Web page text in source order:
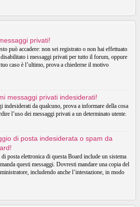
privati!
può accadere: non sei registrato o non hai effettuato
disabilitato i messaggi privati per tutto il forum, oppure
caso è l’ultimo, prova a chiederne il motivo
messaggi privati indesiderati!
indesiderati da qualcuno, prova a informare della cosa
l’uso dei messaggi privati a un determinato utente.
di posta indesiderata o spam da
posta elettronica di questa Board include un sistema
questi messaggi. Dovresti mandare una copia del
includendo anche l’intestazione, in modo